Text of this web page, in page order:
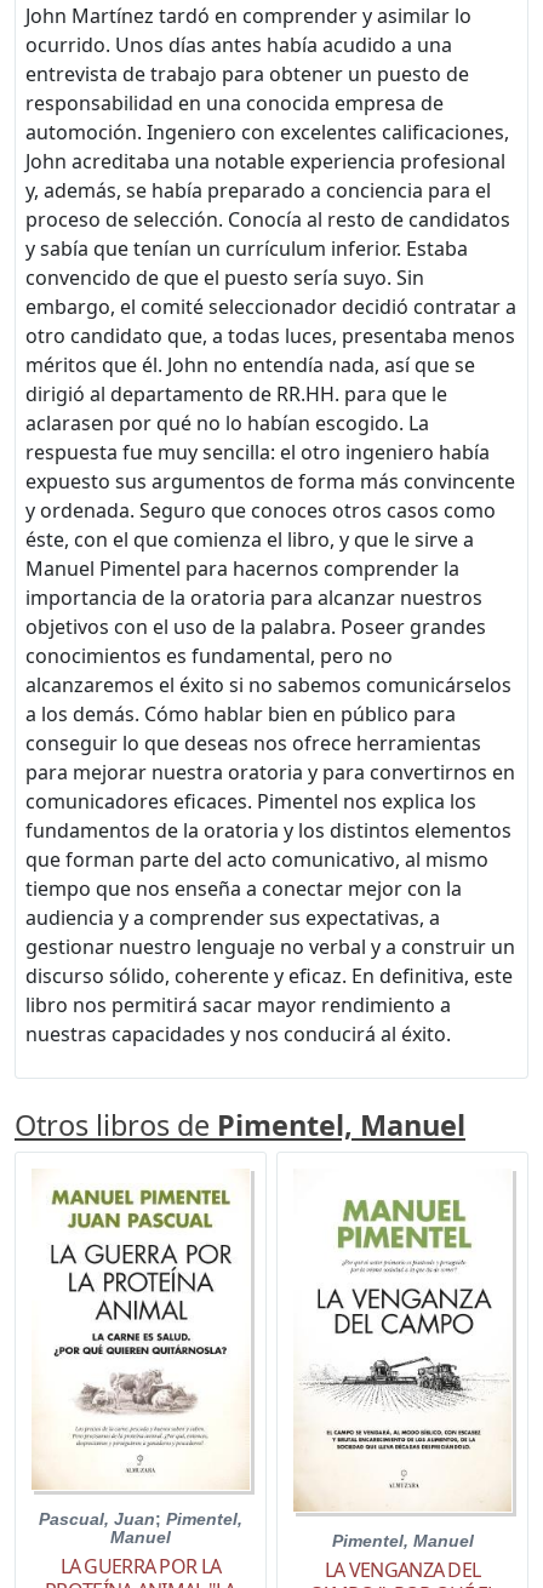
John Martínez tardó en comprender y asimilar lo
ocurrido. Unos días antes había acudido a una
entrevista de trabajo para obtener un puesto de
responsabilidad en una conocida empresa de
automoción. Ingeniero con excelentes calificaciones,
John acreditaba una notable experiencia profesional
y, además, se había preparado a conciencia para el
proceso de selección. Conocía al resto de candidatos
y sabía que tenían un currículum inferior. Estaba
convencido de que el puesto sería suyo. Sin
embargo, el comité seleccionador decidió contratar a
otro candidato que, a todas luces, presentaba menos
méritos que él. John no entendía nada, así que se
dirigió al departamento de RR.HH. para que le
aclarasen por qué no lo habían escogido. La
respuesta fue muy sencilla: el otro ingeniero había
expuesto sus argumentos de forma más convincente
y ordenada. Seguro que conoces otros casos como
éste, con el que comienza el libro, y que le sirve a
Manuel Pimentel para hacernos comprender la
importancia de la oratoria para alcanzar nuestros
objetivos con el uso de la palabra. Poseer grandes
conocimientos es fundamental, pero no
alcanzaremos el éxito si no sabemos comunicárselos
a los demás. Cómo hablar bien en público para
conseguir lo que deseas nos ofrece herramientas
para mejorar nuestra oratoria y para convertirnos en
comunicadores eficaces. Pimentel nos explica los
fundamentos de la oratoria y los distintos elementos
que forman parte del acto comunicativo, al mismo
tiempo que nos enseña a conectar mejor con la
audiencia y a comprender sus expectativas, a
gestionar nuestro lenguaje no verbal y a construir un
discurso sólido, coherente y eficaz. En definitiva, este
libro nos permitirá sacar mayor rendimiento a
nuestras capacidades y nos conducirá al éxito.
Otros libros de Pimentel, Manuel
Pascual, Juan; Pimentel,
Manuel
LA GUERRA POR LA
Pimentel, Manuel
LA VENGANZA DEL